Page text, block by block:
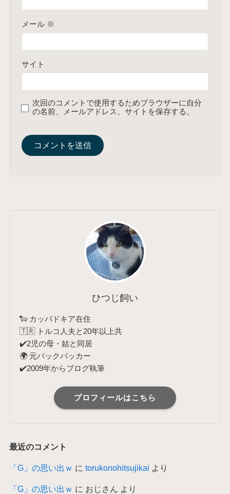
メール ※
サイト
次回のコメントで使用するためブラウザーに自分
の名前、メールアドレス、サイトを保存する。
ひつじ飼い
🐑 カッパドキア在住
🇹🇷 トルコ人夫と20年以上共
✔️2児の母・姑と同居
🌍 元バックパッカー
✔️2009年からブログ執筆
プロフィールはこちら
最近のコメント
「G」の思い出ｗ に torukonohitsujikai より
「G」の思い出ｗ に おじさん より